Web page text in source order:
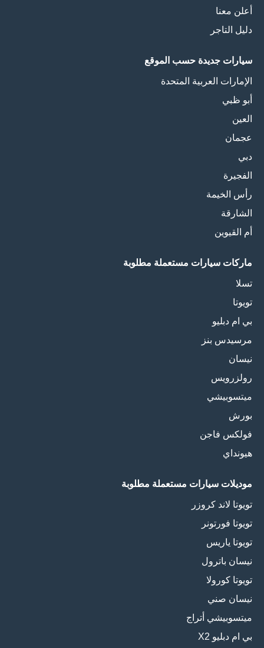
أعلن معنا
دليل التاجر
سيارات جديدة حسب الموقع
الإمارات العربية المتحدة
أبو ظبي
العين
عجمان
دبي
الفجيرة
رأس الخيمة
الشارقة
أم القيوين
ماركات سيارات مستعملة مطلوبة
تسلا
تويوتا
بي ام دبليو
مرسيدس بنز
نيسان
رولزرويس
ميتسوبيشي
بورش
فولكس فاجن
هيونداي
موديلات سيارات مستعملة مطلوبة
تويوتا لاند كروزر
تويوتا فورتونر
تويوتا ياريس
نيسان باترول
تويوتا كورولا
نيسان صني
ميتسوبيشي أتراج
بي ام دبليو X2